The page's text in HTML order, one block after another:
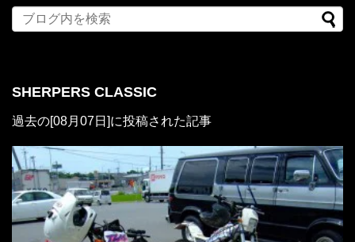
SHERPERS CLASSIC
過去の[08月07日]に投稿された記事